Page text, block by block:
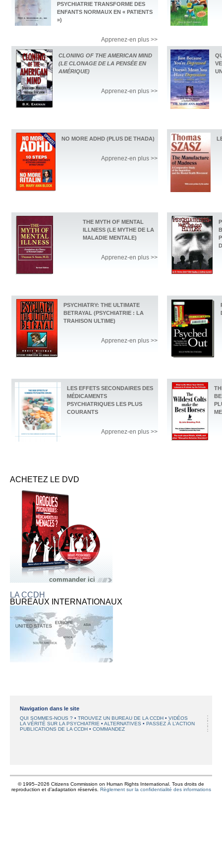
ACHETEZ LE DVD
commander ici
LA CCDH
BUREAUX INTERNATIONAUX
PSYCHIATRIE TRANSFORME DES
ENFANTS NORMAUX EN « PATIENTS
»)
Apprenez-en plus >>
CLONING OF THE AMERICAN MIND
(LE CLONAGE DE LA PENSÉE EN
AMÉRIQUE)
Apprenez-en plus >>
NO MORE ADHD (PLUS DE THADA)
Apprenez-en plus >>
THE MYTH OF MENTAL
ILLNESS (LE MYTHE DE LA
MALADIE MENTALE)
Apprenez-en plus >>
PSYCHIATRY: THE ULTIMATE
BETRAYAL (PSYCHIATRIE : LA
TRAHISON ULTIME)
Apprenez-en plus >>
LES EFFETS SECONDAIRES DES
MÉDICAMENTS
PSYCHIATRIQUES LES PLUS
COURANTS
Apprenez-en plus >>
Navigation dans le site
QUI SOMMES-NOUS ? TROUVEZ UN BUREAU DE LA CCDH
VIDÉOS
LA VÉRITÉ SUR LA PSYCHIATRIE
ALTERNATIVES
PASSEZ À L’ACTION
PUBLICATIONS DE LA CCDH
COMMANDEZ
© 1995–2026 Citizens Commission on Human Rights International. Tous droits de
reproduction et d’adaptation réservés. Règlement sur la confidentialité des informations